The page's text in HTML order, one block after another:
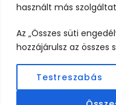
használt más
Az „Összes süti
hozzájárulsz az összes
Testreszabás